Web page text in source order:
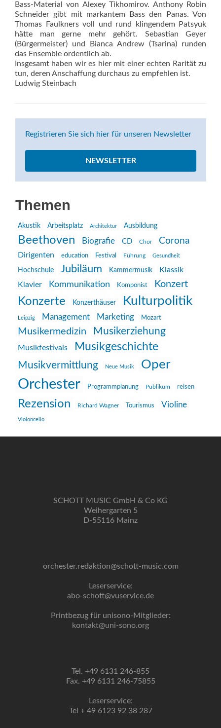
Bass-Material von Alexey Tikhomirov. Anthony Robin
Schneider gibt mit markantem Bass den Panas. Von
Thomas Faulkners voll und rund klingendem Patsyuk
hätte man gerne mehr gehört. Sebastian Geyer
(Bürgermeister) und Bianca Andrew (Tsarina) runden
das Ensemble ordentlich ab.
Insgesamt haben wir es hier mit einer echten Rarität zu
tun, deren Anschaffung durchaus zu empfehlen ist.
Ludwig Steinbach
Registrieren Sie sich hier für unseren Newsletter
NEWSLETTER
Themen
Akustik Arbeitsplatz Architektur Ausbildung
Beethoven Biografie CD Chor Corona
Dirigenten education Festival Führung Gesundheit
Hochschule Jubiläum Kammermusik
Klassik
Klavier
Kommunikation Komponist Konzert
Konzerte Konzerthäuser Kulturpolitik
Leipzig Management Marketing Mozart
Musikermedizin Musikerziehung
Musikfestivals Musikgeschichte
Musikvermittlung Neue Musik Oper
Orchester Programmplanung Publikum reisen
Rezension Richard Wagner Tourismus Violine
Violoncello
SCHOTT MUSIC GmbH & Co KG
Weihergarten 5
D-55116 Mainz
orchester.redaktion@schott-music.com
Leserservice:
abo-schott@vuservice.de
Printbezug für unisono-Mitglieder:
kontakt@uni-sono.org
Tel. +49 6131 246-855
Fax. +49 6131 246-75855
Leserservice:
Tel + 49 6123 92 38 287